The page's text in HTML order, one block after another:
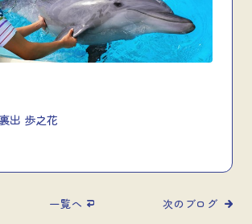
出 歩之花
一覧へ 次のブログ